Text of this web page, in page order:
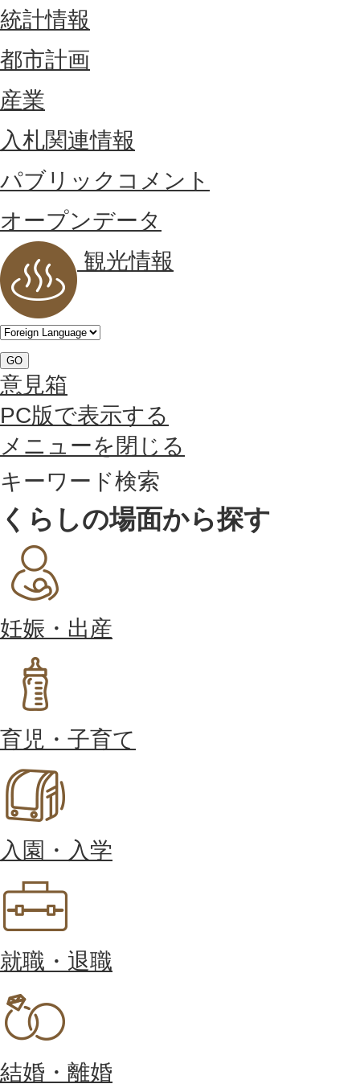
統計情報
都市計画
産業
入札関連情報
パブリックコメント
オープンデータ
観光情報
GO
意見箱
PC版で表示する
メニューを閉じる
キーワード検索
くらしの場面から探す
妊娠・出産
育児・子育て
入園・入学
就職・退職
結婚・離婚